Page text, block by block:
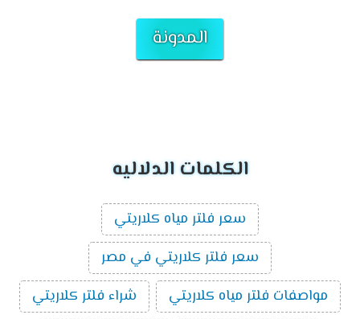
المدونة
الكلمات الدلاليه
سعر فلتر مياه كلاريتي
سعر فلتر كلاريتي في مصر
مواصفات فلتر مياه كلاريتي
شراء فلتر كلاريتي